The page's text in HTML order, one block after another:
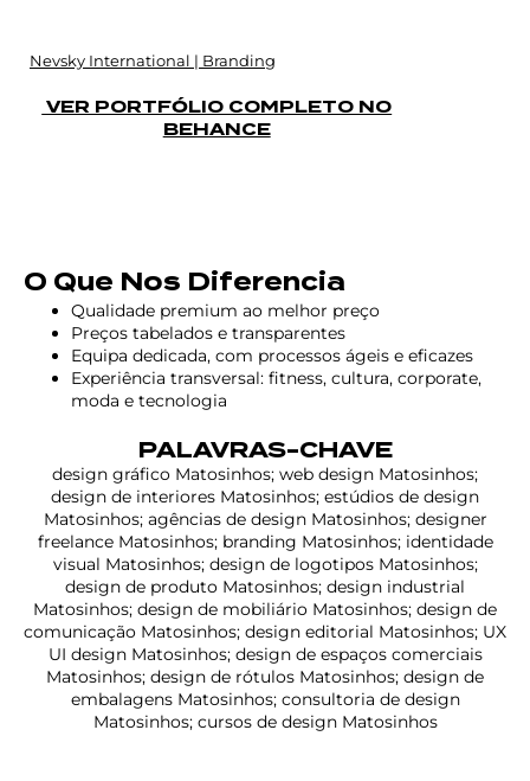
Nevsky International | Branding
VER PORTFÓLIO COMPLETO NO
BEHANCE
O Que Nos Diferencia
Qualidade premium ao melhor preço
Preços tabelados e transparentes
Equipa dedicada, com processos ágeis e eficazes
Experiência transversal: fitness, cultura, corporate,
moda e tecnologia
PALAVRAS-CHAVE
design gráfico Matosinhos; web design Matosinhos;
design de interiores Matosinhos; estúdios de design
Matosinhos; agências de design Matosinhos; designer
freelance Matosinhos; branding Matosinhos; identidade
visual Matosinhos; design de logotipos Matosinhos;
design de produto Matosinhos; design industrial
Matosinhos; design de mobiliário Matosinhos; design de
comunicação Matosinhos; design editorial Matosinhos; UX
UI design Matosinhos; design de espaços comerciais
Matosinhos; design de rótulos Matosinhos; design de
embalagens Matosinhos; consultoria de design
Matosinhos; cursos de design Matosinhos